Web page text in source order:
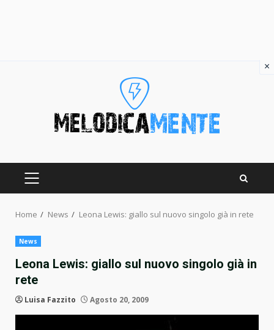
PRIMARY
Home News Leona Lewis: giallo sul nuovo singolo già in rete
News
Leona Lewis: giallo sul nuovo singolo già in
rete
Luisa Fazzito Agosto 20, 2009
×